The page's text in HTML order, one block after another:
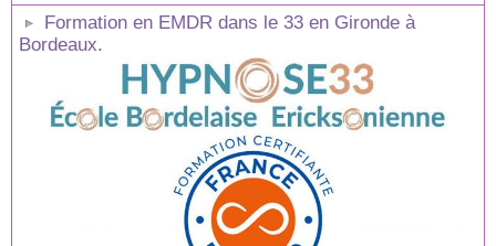
Formation en EMDR dans le 33 en Gironde à
Bordeaux.